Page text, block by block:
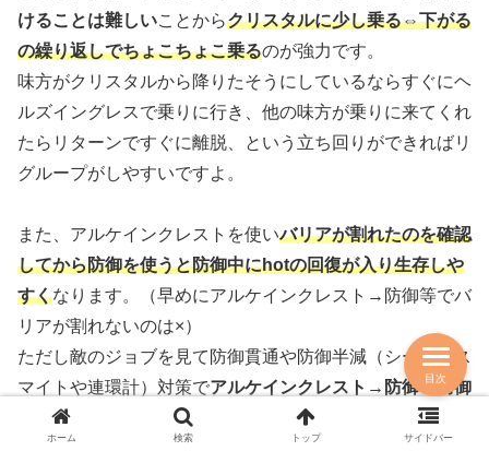
けることは難しいことからクリスタルに少し乗る⇔下がる
の繰り返しでちょこちょこ乗るのが強力です。
味方がクリスタルから降りたそうにしているならすぐにヘ
ルズイングレスで乗りに行き、他の味方が乗りに来てくれ
たらリターンですぐに離脱、という立ち回りができればリ
グループがしやすいですよ。
また、アルケインクレストを使いバリアが割れたのを確認
してから防御を使うと防御中にhotの回復が入り生存しや
すくなります。（早めにアルケインクレスト→防御等でバ
リアが割れないのは×）
ただし敵のジョブを見て防御貫通や防御半減（シールドス
マイトや連環計）対策でアルケインクレスト→防御で防御
中に受けるダメージのケアをするのもありです。
ホーム 検索 トップ サイドバー
目次